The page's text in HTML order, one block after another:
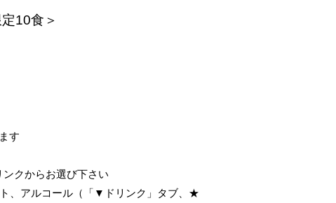
10食＞
す
クからお選び下さい
、アルコール（「▼ドリンク」タブ、★